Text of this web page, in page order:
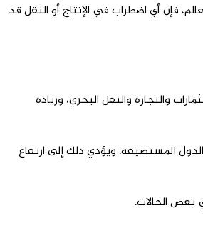
فإن أي اضطراب في الإنتاج أو النقل قد
والتجارة والنقل البحري، وزيادة
المستضيفة. ويؤدي ذلك إلى ارتفاع
بعض الحالات.